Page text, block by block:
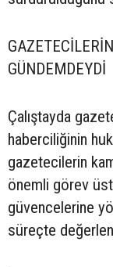
GÜNDEMDEYDİ
Çalıştayda
haberciliğinin
gazetecilerin
önemli görev
güvencelerine
süreçte